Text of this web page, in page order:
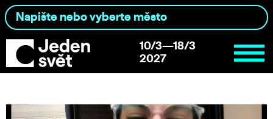
10/3—18/3
2027